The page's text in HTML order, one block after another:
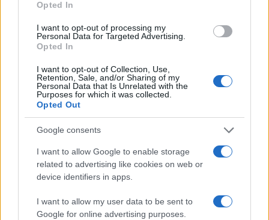
Opted In
I want to opt-out of processing my
Personal Data for Targeted Advertising.
Opted In
I want to opt-out of Collection, Use,
Retention, Sale, and/or Sharing of my
Personal Data that Is Unrelated with the
Purposes for which it was collected.
Opted Out
Google consents
I want to allow Google to enable storage
related to advertising like cookies on web or
device identifiers in apps.
I want to allow my user data to be sent to
Google for online advertising purposes.
Cantina Rauscedo celebra 75 anni di storia vitivinicola
in Friuli Venezia Giulia
EVENTI E AGENDA